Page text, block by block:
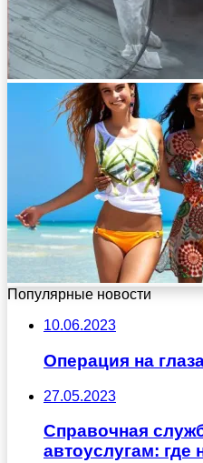
Популярные новости
10.06.2023
Операция на
27.05.2023
Справочная
автоуслугам: где